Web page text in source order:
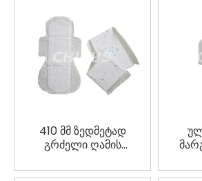
410 მმ ზედმეტად
გრძელი ღამის
მიკრო